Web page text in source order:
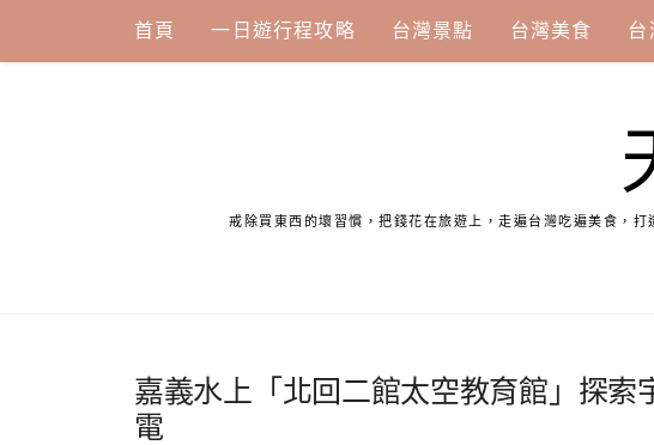
content
首頁 一日遊行程攻略 台灣景點 台灣美食 台
戒除買東西的壞習慣，把錢花在旅遊上，走遍台灣吃遍美食，
嘉義水上「北回二館太空教育館」探索
電